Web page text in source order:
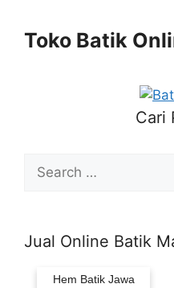
contentToko Batik
Cari
for:
Jual Online Batik
Hem Batik Jawa